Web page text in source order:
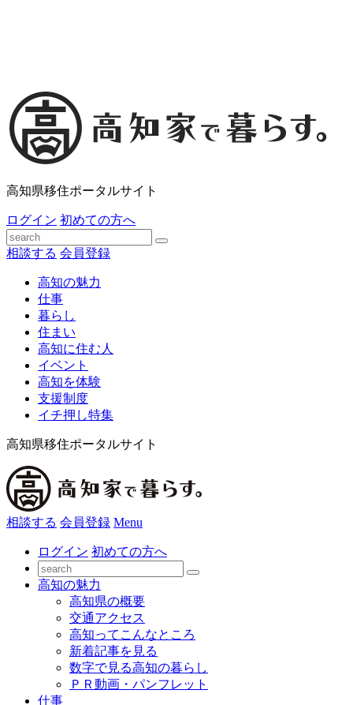
高知県移住ポータルサイト
ログイン 初めての方へ
相談する 会員登録
高知の魅力
仕事
暮らし
住まい
高知に住む人
イベント
高知を体験
支援制度
イチ押し特集
高知県移住ポータルサイト
相談する 会員登録 Menu
ログイン 初めての方へ
高知の魅力
高知県の概要
交通アクセス
高知ってこんなところ
新着記事を見る
数字で見る高知の暮らし
ＰＲ動画・パンフレット
仕事